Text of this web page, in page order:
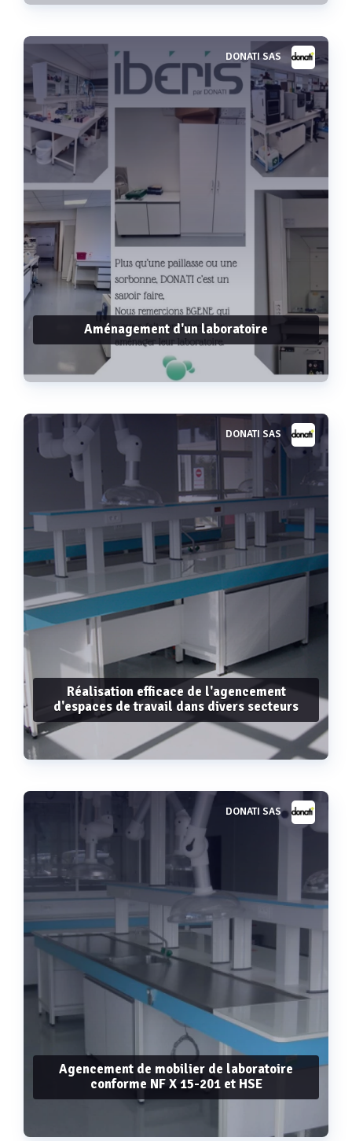
Voir plus DONATI SAS
Aménagement d'un laboratoire
Voir plus DONATI SAS
Réalisation efficace de l'agencement
d'espaces de travail dans divers secteurs
Voir plus DONATI SAS
Agencement de mobilier de laboratoire
conforme NF X 15-201 et HSE